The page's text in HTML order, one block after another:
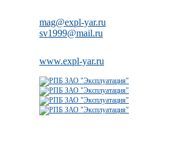
mag@expl-yar.ru
sv1999@mail.ru
www.expl-yar.ru